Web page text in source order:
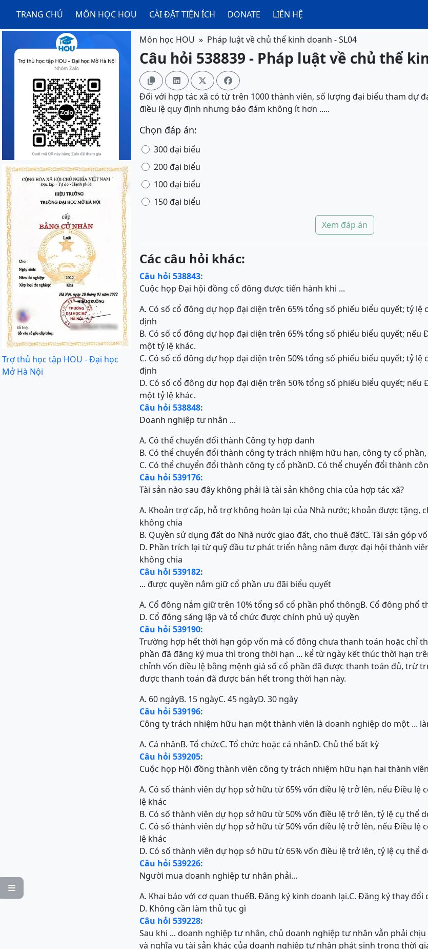
TRANG CHỦ MÔN HỌC HOU CÀI ĐẶT TIỆN ÍCH DONATE LIÊN HỆ

Trợ thủ học tập HOU - Đại học
Mở Hà Nội
Môn học HOU Pháp luật về chủ thể kinh doanh - SL04
Câu hỏi 538839 - Pháp luật về chủ thể
   
Đối với hợp tác xã có từ trên 1000 thành viên, số lượng đại biểu tham dự
điều lệ quy định nhưng bảo đảm không ít hơn .....
Chọn đáp án:
300 đại biểu
200 đại biểu
100 đại biểu
150 đại biểu
Xem đáp án
Các câu hỏi khác:
Câu hỏi 538843:
Cuộc họp Đại hội đồng cổ đông được tiến hành khi ...
A. Có số cổ đông dự họp đại diện trên 65% tổng số phiếu biểu quyết; tỷ
định
B. Có số cổ đông dự họp đại diện trên 65% tổng số phiếu biểu quyết; nếu
một tỷ lệ khác.
C. Có số cổ đông dự họp đại diện trên 50% tổng số phiếu biểu quyết; tỷ
định
D. Có số cổ đông dự họp đại diện trên 50% tổng số phiếu biểu quyết;
một tỷ lệ khác.
Câu hỏi 538848:
Doanh nghiệp tư nhân ...
A. Có thể chuyển đổi thành Công ty hợp danh
B. Có thể chuyển đổi thành công ty trách nhiệm hữu hạn, công ty cổ
C. Có thể chuyển đổi thành công ty cổ phầnD. Có thể chuyển đổi thành
Câu hỏi 539176:
Tài sản nào sau đây không phải là tài sản không chia của hợp tác xã?
A. Khoản trợ cấp, hỗ trợ không hoàn lại của Nhà nước; khoản được tặng,
không chia
B. Quyền sử dụng đất do Nhà nước giao đất, cho thuê đấtC. Tài sản góp
D. Phần trích lại từ quỹ đầu tư phát triển hằng năm được đại hội thành
không chia
Câu hỏi 539182:
... được quyền nắm giữ cổ phần ưu đãi biểu quyết
A. Cổ đông nắm giữ trên 10% tổng số cổ phần phổ thôngB. Cổ đông phổ
D. Cổ đông sáng lập và tổ chức được chính phủ uỷ quyền
Câu hỏi 539190:
Trường hợp hết thời hạn góp vốn mà cổ đông chưa thanh toán hoặc chỉ
phần đã đăng ký mua thì trong thời hạn ... kể từ ngày kết thúc thời hạn
chỉnh vốn điều lệ bằng mệnh giá số cổ phần đã được thanh toán đủ, trừ
được thanh toán đã được bán hết trong thời hạn này.
A. 60 ngàyB. 15 ngàyC. 45 ngàyD. 30 ngày
Câu hỏi 539196:
Công ty trách nhiệm hữu hạn một thành viên là doanh nghiệp do một ...
A. Cá nhânB. Tổ chứcC. Tổ chức hoặc cá nhânD. Chủ thể bất kỳ
Câu hỏi 539205:
Cuộc họp Hội đồng thành viên công ty trách nhiệm hữu hạn hai thành
A. Có số thành viên dự họp sở hữu từ 65% vốn điều lệ trở lên, nếu Điều lệ
lệ khác
B. Có số thành viên dự họp sở hữu từ 50% vốn điều lệ trở lên, tỷ lệ cụ thể
C. Có số thành viên dự họp sở hữu từ 50% vốn điều lệ trở lên, nếu Điều lệ
lệ khác
D. Có số thành viên dự họp sở hữu từ 65% vốn điều lệ trở lên, tỷ lệ cụ thể
Câu hỏi 539226:
Người mua doanh nghiệp tư nhân phải...
A. Khai báo với cơ quan thuếB. Đăng ký kinh doanh lại.C. Đăng ký thay
D. Không cần làm thủ tục gì
Câu hỏi 539228:
Sau khi ... doanh nghiệp tư nhân, chủ doanh nghiệp tư nhân vẫn phải
và nghĩa vụ tài sản khác của doanh nghiệp tư nhân phát sinh trong thời